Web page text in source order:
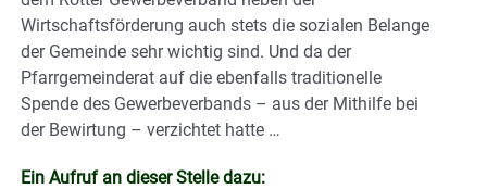
Wirtschaftsförderung auch stets die sozialen Belange
der Gemeinde sehr wichtig sind. Und da der
Pfarrgemeinderat auf die ebenfalls traditionelle
Spende des Gewerbeverbands – aus der Mithilfe bei
der Bewirtung – verzichtet hatte …
Ein Aufruf an dieser Stelle dazu: